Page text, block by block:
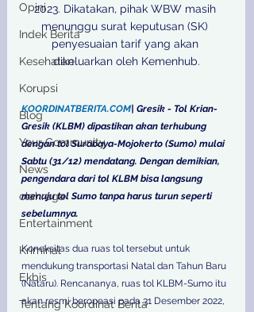
Opini
Indek Berita
Kesehatan
Korupsi
Blog
Your Community
News
olahraga
Entertainment
Kriminal
Ekbis
Tentang Koordinat Berita
2023. Dikatakan, pihak WBW masih
menunggu surat keputusan (SK)
penyesuaian tarif yang akan
dikeluarkan oleh Kemenhub.
KOORDINATBERITA.COM | Gresik - Tol Krian-
Gresik (KLBM) dipastikan akan terhubung
dengan tol Surabaya-Mojokerto (Sumo) mulai
Sabtu (31/12) mendatang. Dengan demikian,
pengendara dari tol KLBM bisa langsung
menuju tol Sumo tanpa harus turun seperti
sebelumnya.
Koneksitas dua ruas tol tersebut untuk
mendukung transportasi Natal dan Tahun Baru
(Nataru). Rencananya, ruas tol KLBM-Sumo itu
akan resmi beropeasi pada 31 Desember 2022,